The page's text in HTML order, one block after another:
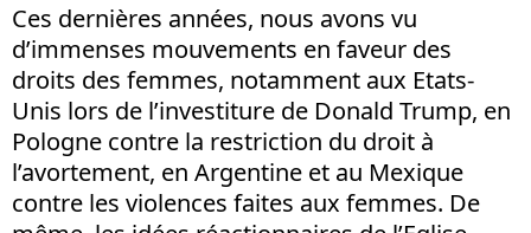
Ces dernières années, nous avons vu
d’immenses mouvements en faveur des
droits des femmes, notamment aux Etats-
Unis lors de l’investiture de Donald Trump, en
Pologne contre la restriction du droit à
l’avortement, en Argentine et au Mexique
contre les violences faites aux femmes. De